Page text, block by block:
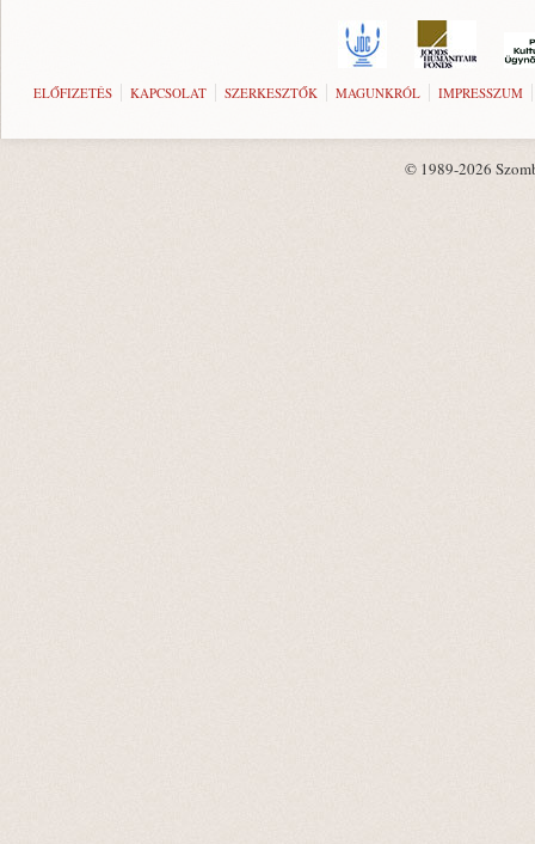
ELŐFIZETÉS KAPCSOLAT SZERKESZTŐK MAGUNKRÓL IMPRESSZUM
© 1989-2026